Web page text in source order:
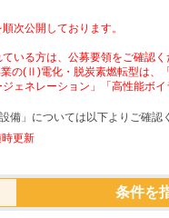
次公開しております。
いる方は、公募要領をご確認く
の(Ⅱ)電化・脱炭素燃転型は、
ェネレーション」「高性能ボイ
」については以下よりご確認
更新
条件を